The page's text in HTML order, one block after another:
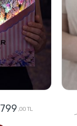
799 ,00 TL